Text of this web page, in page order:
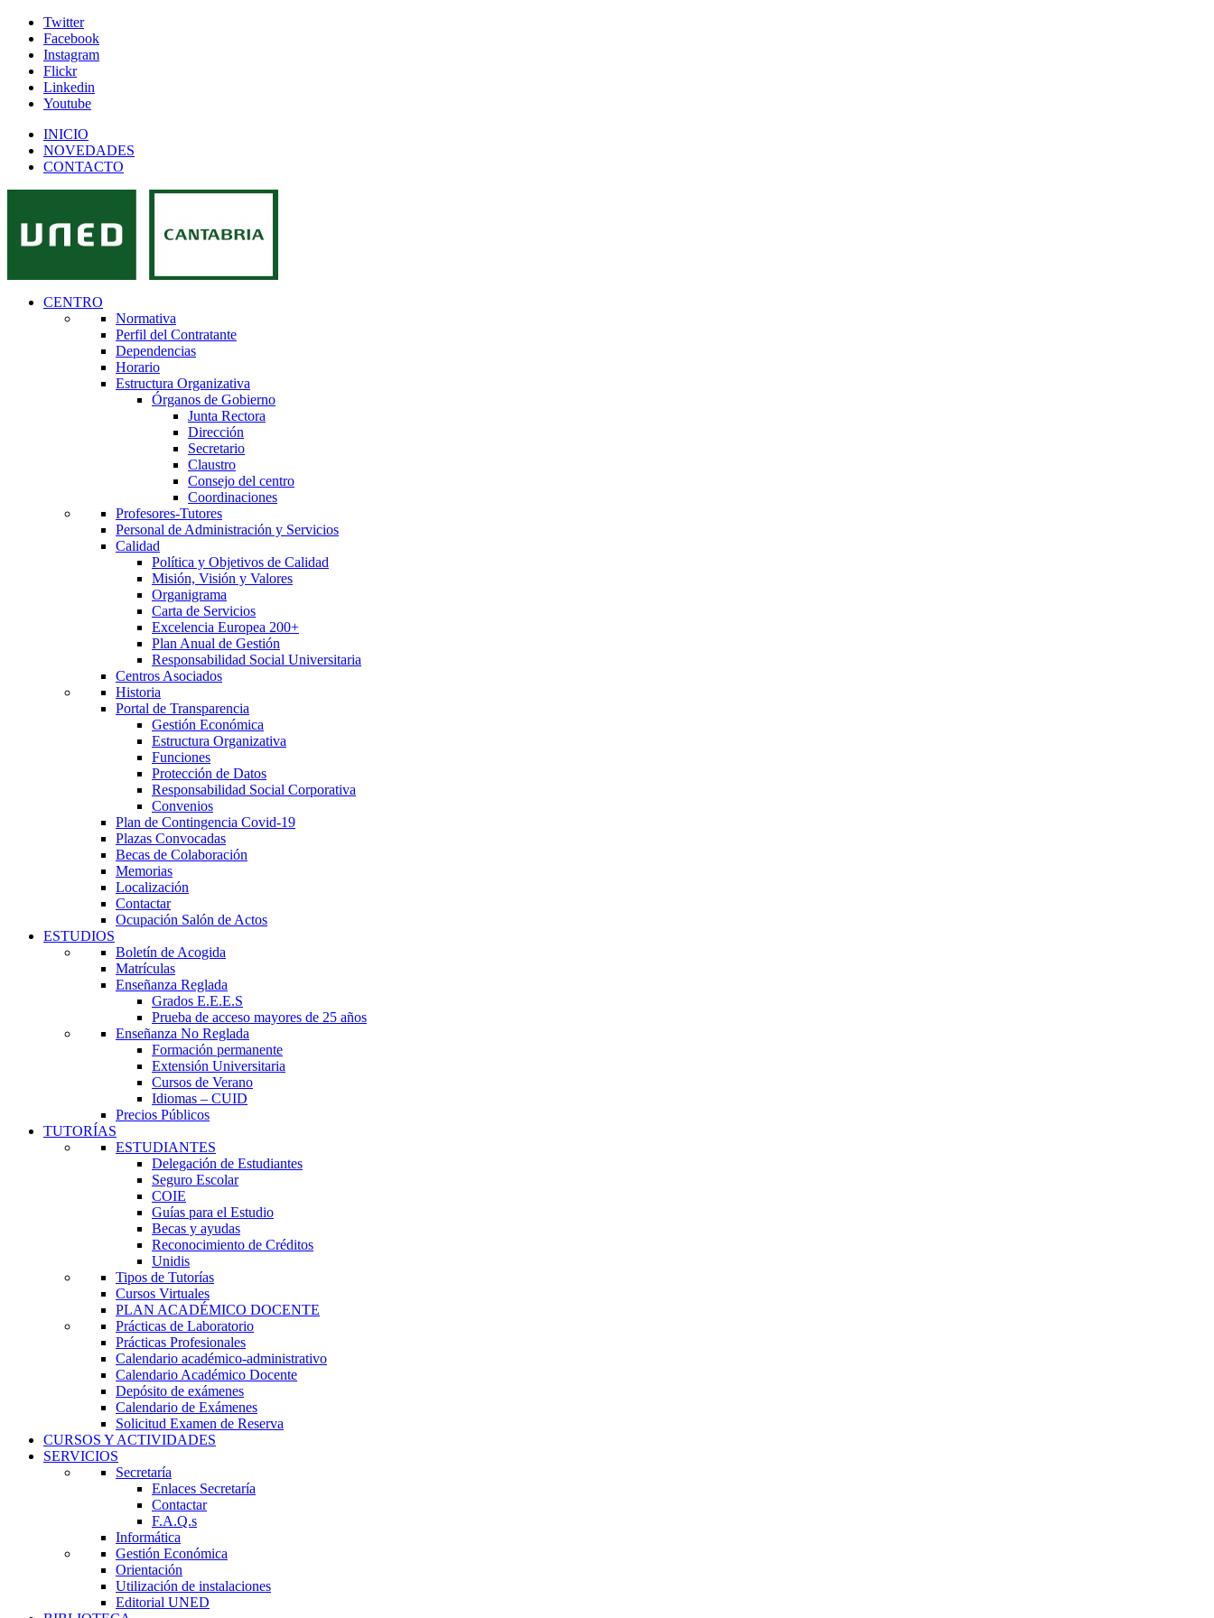
Twitter
Facebook
Instagram
Flickr
Linkedin
Youtube
INICIO
NOVEDADES
CONTACTO
CENTRO
Normativa
Perfil del Contratante
Dependencias
Horario
Estructura Organizativa
Órganos de Gobierno
Junta Rectora
Dirección
Secretario
Claustro
Consejo del centro
Coordinaciones
Profesores-Tutores
Personal de Administración y Servicios
Calidad
Política y Objetivos de Calidad
Misión, Visión y Valores
Organigrama
Carta de Servicios
Excelencia Europea 200+
Plan Anual de Gestión
Responsabilidad Social Universitaria
Centros Asociados
Historia
Portal de Transparencia
Gestión Económica
Estructura Organizativa
Funciones
Protección de Datos
Responsabilidad Social Corporativa
Convenios
Plan de Contingencia Covid-19
Plazas Convocadas
Becas de Colaboración
Memorias
Localización
Contactar
Ocupación Salón de Actos
ESTUDIOS
Boletín de Acogida
Matrículas
Enseñanza Reglada
Grados E.E.E.S
Prueba de acceso mayores de 25 años
Enseñanza No Reglada
Formación permanente
Extensión Universitaria
Cursos de Verano
Idiomas – CUID
Precios Públicos
TUTORÍAS
ESTUDIANTES
Delegación de Estudiantes
Seguro Escolar
COIE
Guías para el Estudio
Becas y ayudas
Reconocimiento de Créditos
Unidis
Tipos de Tutorías
Cursos Virtuales
PLAN ACADÉMICO DOCENTE
Prácticas de Laboratorio
Prácticas Profesionales
Calendario académico-administrativo
Calendario Académico Docente
Depósito de exámenes
Calendario de Exámenes
Solicitud Examen de Reserva
CURSOS Y ACTIVIDADES
SERVICIOS
Secretaría
Enlaces Secretaría
Contactar
F.A.Q.s
Informática
Gestión Económica
Orientación
Utilización de instalaciones
Editorial UNED